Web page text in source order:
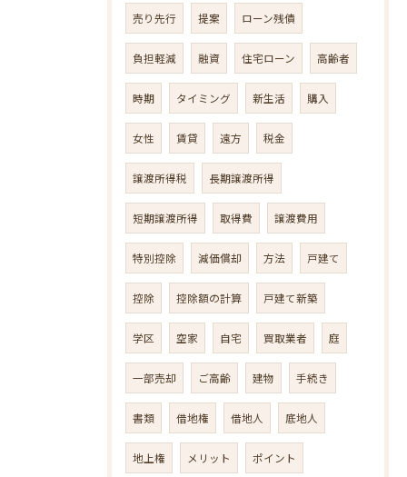
売り先行 提案 ローン残債
負担軽減 融資 住宅ローン 高齢者
時期 タイミング 新生活 購入
女性 賃貸 遠方 税金
譲渡所得税 長期譲渡所得
短期譲渡所得 取得費 譲渡費用
特別控除 減価償却 方法 戸建て
控除 控除額の計算 戸建て新築
学区 空家 自宅 買取業者 庭
一部売却 ご高齢 建物 手続き
書類 借地権 借地人 底地人
地上権 メリット ポイント